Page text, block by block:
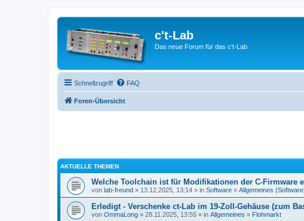
c't-Lab
Das neue Forum für das c't-Lab
Schnellzugriff FAQ
Foren-Übersicht
AKTUELLE THEMEN
Welche Toolchain ist für Modifikationen der C-Firmware
von lab-freund » 13.12.2025, 13:14 » in Software » Allgemeines
Erledigt - Verschenke ct-Lab im 19-Zoll-Gehäuse (zum
von OmmaLong » 28.11.2025, 13:55 » in Allgemeines » Flohmarkt